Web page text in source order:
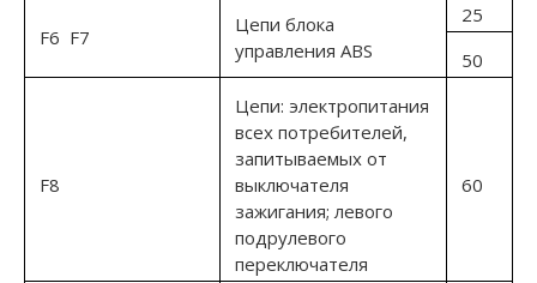
F6 F7
Цепи блока
управления ABS
25
50
F8
Цепи: электропитания
всех потребителей,
запитываемых от
выключателя
зажигания; левого
подрулевого
переключателя
60